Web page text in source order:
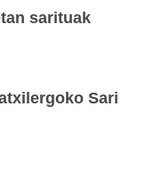
sarituak
Sari